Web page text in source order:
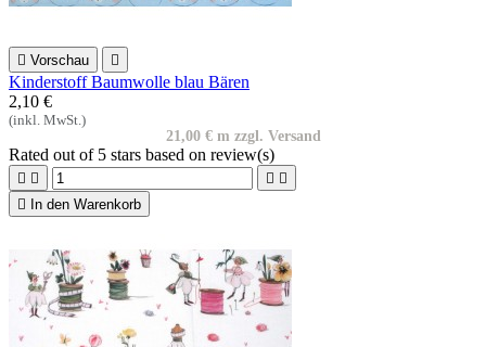
 Vorschau 
Kinderstoff Baumwolle blau Bären
2,10 €
(inkl. MwSt.)
21,00 € m zzgl. Versand
Rated out of 5 stars based on review(s)
   

In den Warenkorb